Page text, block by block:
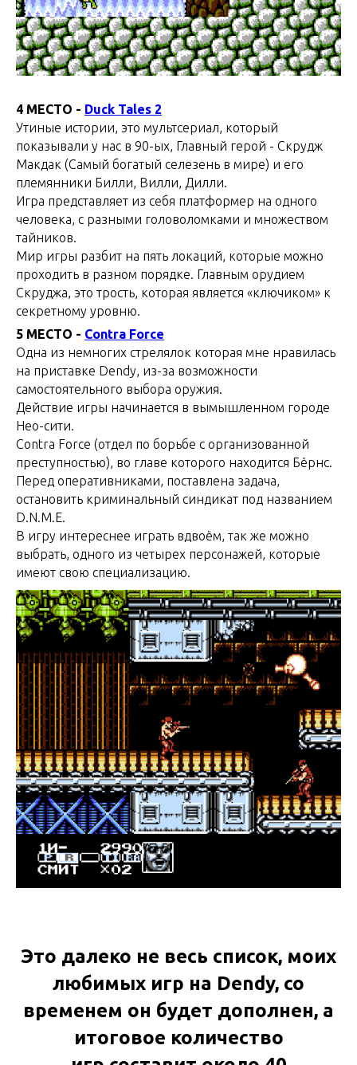
4 МЕСТО - Duck Tales 2
Утиные истории, это мультсериал, который
показывали у нас в 90-ых, Главный герой - Скрудж
Макдак (Самый богатый селезень в мире) и его
племянники Билли, Вилли, Дилли.
Игра представляет из себя платформер на одного
человека, с разными головоломками и множеством
тайников.
Мир игры разбит на пять локаций, которые можно
проходить в разном порядке. Главным орудием
Скруджа, это трость, которая является «ключиком» к
секретному уровню.
5 МЕСТО - Contra Force
Одна из немногих стрелялок которая мне нравилась
на приставке Dendy, из-за возможности
самостоятельного выбора оружия.
Действие игры начинается в вымышленном городе
Нео-сити.
Contra Force (отдел по борьбе с организованной
преступностью), во главе которого находится Бёрнс.
Перед оперативниками, поставлена задача,
остановить криминальный синдикат под названием
D.N.M.E.
В игру интереснее играть вдвоём, так же можно
выбрать, одного из четырех персонажей, которые
имеют свою специализацию.
Это далеко не весь список, моих
любимых игр на Dendy, со
временем он будет дополнен, а
итоговое количество